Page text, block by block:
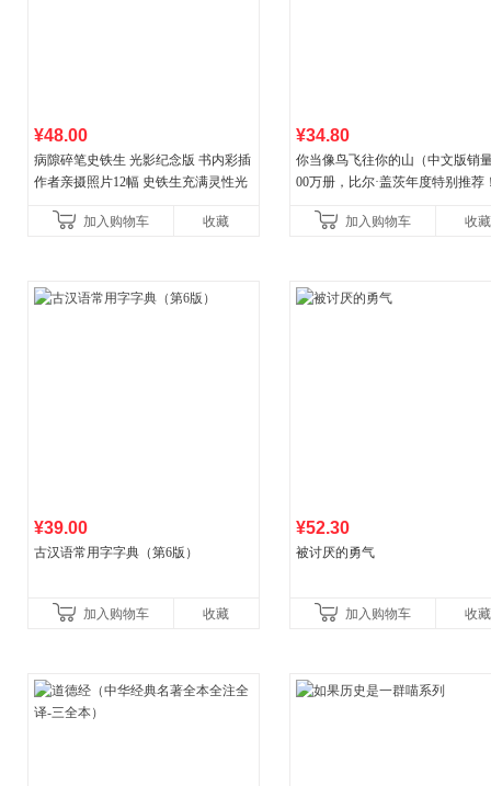
¥48.00
病隙碎笔史铁生 光影纪念版 书内彩插
作者亲摄照片12幅 史铁生充满灵性光
加入购物车
收藏
¥34.80
你当像鸟飞往你的山（中文版销
00万册，比尔·盖茨年度特别推荐
比你听说的还要
加入购物车 收藏
¥39.00
古汉语常用字字典（第6版）
加入购物车 收藏
¥52.30
被讨厌的勇气
加入购物车 收藏